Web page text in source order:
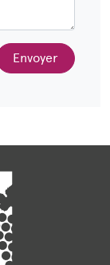
Envoyer